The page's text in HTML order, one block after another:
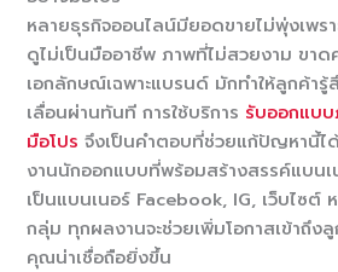
หลายธุรกิจออนไลน์มียอดขายไม่พุ่งเพร
ดูไม่เป็นมืออาชีพ ภาพที่ไม่สวยงาม ขาด
เอกลักษณ์เฉพาะแบรนด์ มักทำให้ลูกค้ารู้
เลื่อนผ่านทันที การใช้บริการ รับออกแบ
มือโปร จึงเป็นคำตอบที่ช่วยแก้ปัญหานี้ไ
งานนักออกแบบที่พร้อมสร้างสรรค์แบน
เป็นแบนเนอร์ Facebook, IG, เว็บไซต์
กลุ่ม ทุกผลงานจะช่วยเพิ่มโอกาสเข้าถึง
คุณน่าเชื่อถือยิ่งขึ้น